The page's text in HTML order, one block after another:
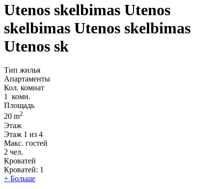
Utenos skelbimas Utenos
skelbimas Utenos skelbimas
Utenos sk
Тип жилья
Апартаменты
Кол. комнат
1
комн.
Площадь
20 m2
Этаж
Этаж 1 из 4
Макс. гостей
2 чел.
Кроватей
Кроватей: 1
+ Больше